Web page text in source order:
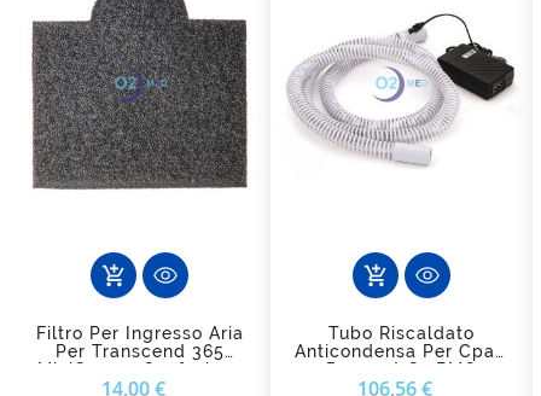
add_shopping_cart
Filtro Per Ingresso Aria
Per Transcend 365
MiniCpap - Confezione
Da 2 Pezzi
14,00 €
add_shopping_cart
Tubo Riscaldato
Anticondensa Per Cpap
Resmart G2 BMC
106,56 €